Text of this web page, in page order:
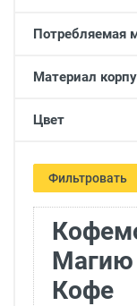
Потребляемая
Материал
Цвет
Фильтровать
Магию
Кофе